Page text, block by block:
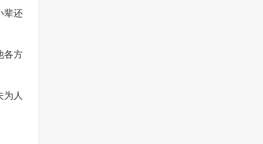
辈还
各方
为人